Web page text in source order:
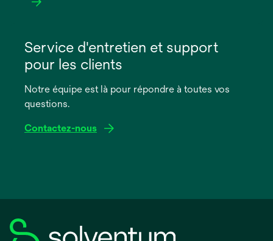
dans
nouvel
onglet
Service d'entretien et support
pour les clients
Notre équipe est là pour répondre à toutes vos
questions.
Contactez-nous